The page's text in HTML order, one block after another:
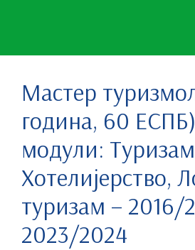
Мастер
година, 60
модули:
Хотелијерство,
туризам – 2016/
2023/2024